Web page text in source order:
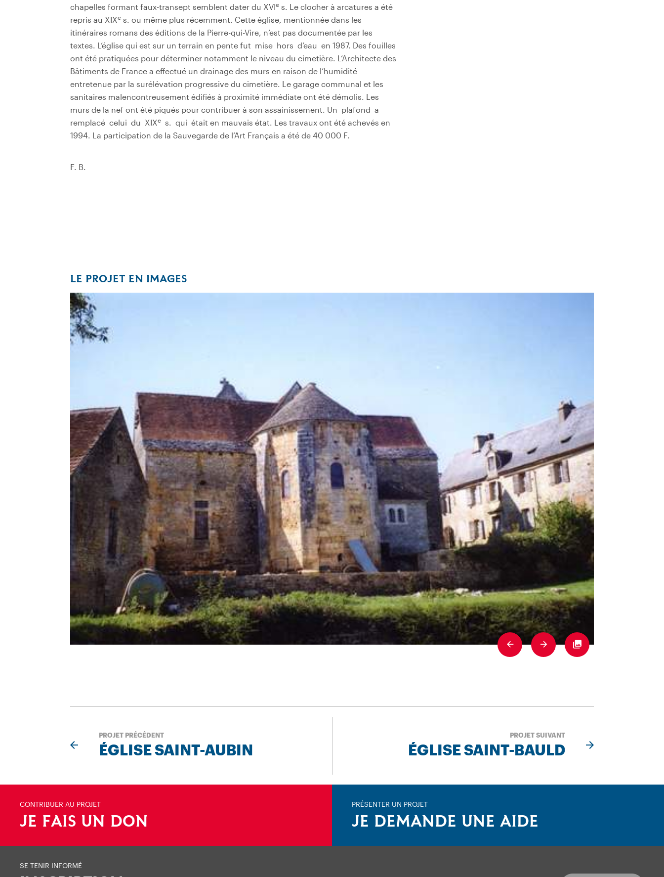
chapelles formant faux-transept semblent dater du XVIe s. Le clocher à arcatures a été
repris au XIXe s. ou même plus récemment. Cette église, mentionnée dans les
itinéraires romans des éditions de la Pierre-qui-Vire, n’est pas documentée par les
textes. L’église qui est sur un terrain en pente fut mise hors d’eau en 1987. Des fouilles
ont été pratiquées pour déterminer notamment le niveau du cimetière. L’Architecte des
Bâtiments de France a effectué un drainage des murs en raison de l’humidité
entretenue par la surélévation progressive du cimetière. Le garage communal et les
sanitaires malencontreusement édifiés à proximité immédiate ont été démolis. Les
murs de la nef ont été piqués pour contribuer à son assainissement. Un plafond a
remplacé celui du XIXe s. qui était en mauvais état. Les travaux ont été achevés en
1994. La participation de la Sauvegarde de l’Art Français a été de 40 000 F.
F. B.
LE PROJET EN IMAGES
PreviousNext Fullscreen
PROJET PRÉCÉDENT
ÉGLISE SAINT-AUBIN
PROJET SUIVANT
ÉGLISE SAINT-BAULD
CONTRIBUER AU PROJET
JE FAIS UN DON
PRÉSENTER UN PROJET
JE DEMANDE UNE AIDE
SE TENIR INFORMÉ